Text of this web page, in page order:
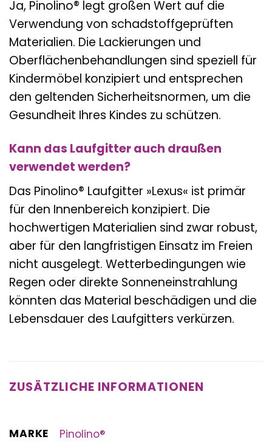
Ja, Pinolino® legt großen Wert auf die
Verwendung von schadstoffgeprüften
Materialien. Die Lackierungen und
Oberflächenbehandlungen sind speziell für
Kindermöbel konzipiert und entsprechen
den geltenden Sicherheitsnormen, um die
Gesundheit Ihres Kindes zu schützen.
Kann das Laufgitter auch draußen
verwendet werden?
Das Pinolino® Laufgitter »Lexus« ist primär
für den Innenbereich konzipiert. Die
hochwertigen Materialien sind zwar robust,
aber für den langfristigen Einsatz im Freien
nicht ausgelegt. Wetterbedingungen wie
Regen oder direkte Sonneneinstrahlung
könnten das Material beschädigen und die
Lebensdauer des Laufgitters verkürzen.
ZUSÄTZLICHE INFORMATIONEN
MARKE Pinolino®